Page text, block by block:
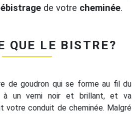
de votre cheminée.
QUE LE BISTRE?
de goudron qui se forme au fil du
à un verni noir et brillant, et va
votre conduit de cheminée. Malgré